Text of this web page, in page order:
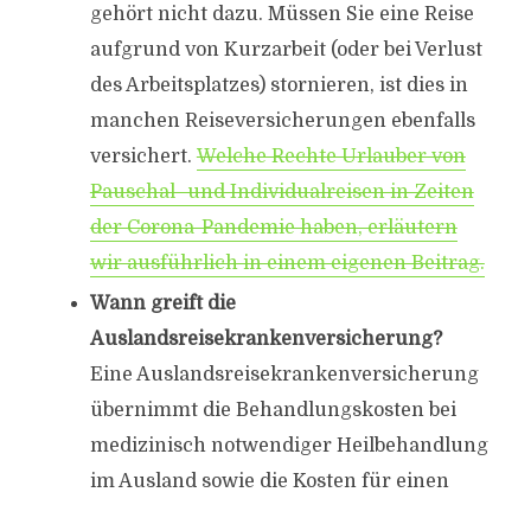
gehört nicht dazu. Müssen Sie eine Reise
aufgrund von Kurzarbeit (oder bei Verlust
des Arbeitsplatzes) stornieren, ist dies in
manchen Reiseversicherungen ebenfalls
versichert.Welche Rechte Urlauber von
Pauschal- und Individualreisen in Zeiten
der Corona-Pandemie haben, erläutern
wir ausführlich in einem eigenen Beitrag.
Wann greift die
Auslandsreisekrankenversicherung?
Eine Auslandsreisekrankenversicherung
übernimmt die Behandlungskosten bei
medizinisch notwendiger Heilbehandlung
im Ausland sowie die Kosten für einen